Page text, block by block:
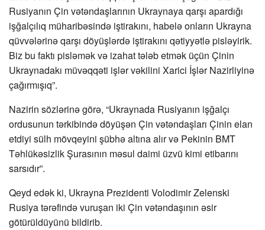
Rusiyanın Çin vətəndaşlarının Ukraynaya qarşı apardığı
işğalçılıq müharibəsində iştirakını, habelə onların Ukrayna
qüvvələrinə qarşı döyüşlərdə iştirakını qətiyyətlə pisləyirik.
Biz bu faktı pisləmək və izahat tələb etmək üçün Çinin
Ukraynadakı müvəqqəti işlər vəkilini Xarici İşlər Nazirliyinə
çağırmışıq”.
Nazirin sözlərinə görə, “Ukraynada Rusiyanın işğalçı
ordusunun tərkibində döyüşən Çin vətəndaşları Çinin elan
etdiyi sülh mövqeyini şübhə altına alır və Pekinin BMT
Təhlükəsizlik Şurasının məsul daimi üzvü kimi etibarını
sarsıdır”.
Qeyd edək ki, Ukrayna Prezidenti Volodimir Zelenski
Rusiya tərəfində vuruşan iki Çin vətəndaşının əsir
götürüldüyünü bildirib.